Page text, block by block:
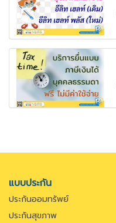
แบบประกัน
ประกันออมทรัพย์
ประกันสุขภาพ